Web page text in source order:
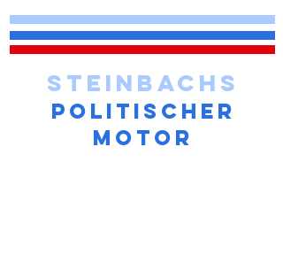
STEINBACHS
POLITISCHER
MOTOR